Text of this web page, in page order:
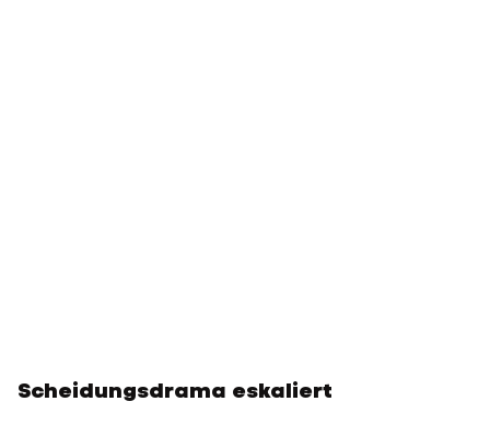
Scheidungsdrama eskaliert